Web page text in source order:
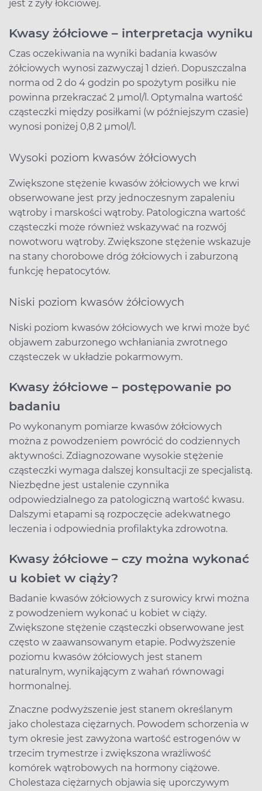
jest z żyły łokciowej.
Kwasy żółciowe – interpretacja wyniku
Czas oczekiwania na wyniki badania kwasów
żółciowych wynosi zazwyczaj 1 dzień. Dopuszczalna
norma od 2 do 4 godzin po spożytym posiłku nie
powinna przekraczać 2 µmol/l. Optymalna wartość
cząsteczki między posiłkami (w późniejszym czasie)
wynosi poniżej 0,8 2 µmol/l.
Wysoki poziom kwasów żółciowych
Zwiększone stężenie kwasów żółciowych we krwi
obserwowane jest przy jednoczesnym zapaleniu
wątroby i marskości wątroby. Patologiczna wartość
cząsteczki może również wskazywać na rozwój
nowotworu wątroby. Zwiększone stężenie wskazuje
na stany chorobowe dróg żółciowych i zaburzoną
funkcję hepatocytów.
Niski poziom kwasów żółciowych
Niski poziom kwasów żółciowych we krwi może być
objawem zaburzonego wchłaniania zwrotnego
cząsteczek w układzie pokarmowym.
Kwasy żółciowe – postępowanie po
badaniu
Po wykonanym pomiarze kwasów żółciowych
można z powodzeniem powrócić do codziennych
aktywności. Zdiagnozowane wysokie stężenie
cząsteczki wymaga dalszej konsultacji ze specjalistą.
Niezbędne jest ustalenie czynnika
odpowiedzialnego za patologiczną wartość kwasu.
Dalszymi etapami są rozpoczęcie adekwatnego
leczenia i odpowiednia profilaktyka zdrowotna.
Kwasy żółciowe – czy można wykonać
u kobiet w ciąży?
Badanie kwasów żółciowych z surowicy krwi można
z powodzeniem wykonać u kobiet w ciąży.
Zwiększone stężenie cząsteczki obserwowane jest
często w zaawansowanym etapie. Podwyższenie
poziomu kwasów żółciowych jest stanem
naturalnym, wynikającym z wahań równowagi
hormonalnej.
Znaczne podwyższenie jest stanem określanym
jako cholestaza ciężarnych. Powodem schorzenia w
tym okresie jest zawyżona wartość estrogenów w
trzecim trymestrze i zwiększona wrażliwość
komórek wątrobowych na hormony ciążowe.
Cholestaza ciężarnych objawia się uporczywym